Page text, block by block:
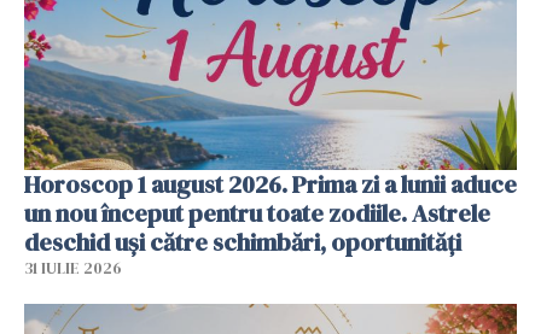
Horoscop 1 august 2026. Prima zi a lunii aduce
un nou început pentru toate zodiile. Astrele
deschid uși către schimbări, oportunități
31 IULIE 2026